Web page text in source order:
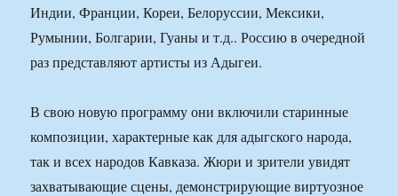
Индии, Франции, Кореи, Белоруссии, Мексики,
Румынии, Болгарии, Гуаны и т.д.. Россию в очередной
раз представляют артисты из Адыгеи.
В свою новую программу они включили старинные
композиции, характерные как для адыгского народа,
так и всех народов Кавказа. Жюри и зрители увидят
захватывающие сцены, демонстрирующие виртуозное